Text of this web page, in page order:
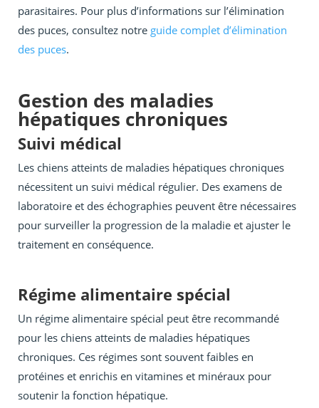
parasitaires. Pour plus d’informations sur l’élimination
des puces, consultez notre guide complet d’élimination
des puces.
Gestion des maladies
hépatiques chroniques
Suivi médical
Les chiens atteints de maladies hépatiques chroniques
nécessitent un suivi médical régulier. Des examens de
laboratoire et des échographies peuvent être nécessaires
pour surveiller la progression de la maladie et ajuster le
traitement en conséquence.
Régime alimentaire spécial
Un régime alimentaire spécial peut être recommandé
pour les chiens atteints de maladies hépatiques
chroniques. Ces régimes sont souvent faibles en
protéines et enrichis en vitamines et minéraux pour
soutenir la fonction hépatique.